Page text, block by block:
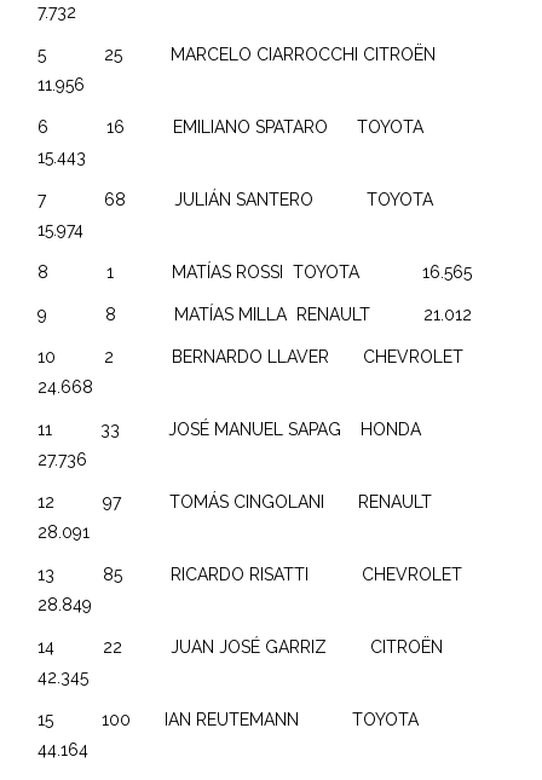
7.732
5 25 MARCELO CIARROCCHI CITROËN
11.956
6 16 EMILIANO SPATARO TOYOTA
15.443
7 68 JULIÁN SANTERO TOYOTA
15.974
8 1 MATÍAS ROSSI TOYOTA 16.565
9 8 MATÍAS MILLA RENAULT 21.012
10 2 BERNARDO LLAVER CHEVROLET
24.668
11 33 JOSÉ MANUEL SAPAG HONDA
27.736
12 97 TOMÁS CINGOLANI RENAULT
28.091
13 85 RICARDO RISATTI CHEVROLET
28.849
14 22 JUAN JOSÉ GARRIZ CITROËN
42.345
15 100 IAN REUTEMANN TOYOTA
44.164